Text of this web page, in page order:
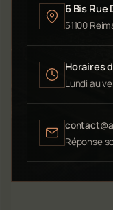
6 Bis Rue
51100
Horaires
Lundi au
Réponse